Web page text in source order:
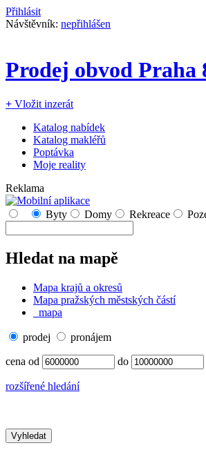
Přihlásit
Návštěvník: nepřihlášen
Prodej obvod Praha
+ Vložit inzerát
Katalog nabídek
Katalog makléřů
Poptávka
Moje reality
Reklama
Byty Domy Rekreace
Hledat na mapě
Mapa krajů a okresů
Mapa pražských městských částí
mapa
prodej pronájem
cena od do
rozšířené hledání